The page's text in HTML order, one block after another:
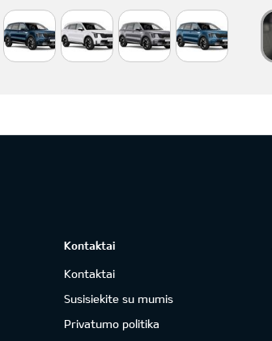
Kontaktai
Kontaktai
Susisiekite su mumis
Privatumo politika